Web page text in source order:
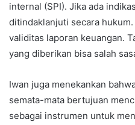
internal (SPI). Jika ada
ditindaklanjuti secara
validitas laporan keuangan.
yang diberikan bisa salah
Iwan juga menekankan
semata-mata bertujuan
sebagai instrumen untuk